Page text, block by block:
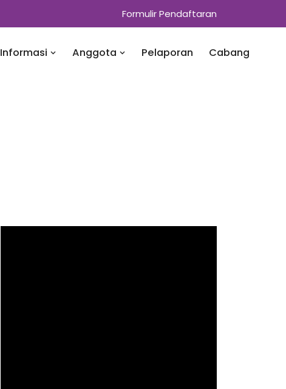
Formulir Pendaftaran
Informasi Anggota Pelaporan Cabang